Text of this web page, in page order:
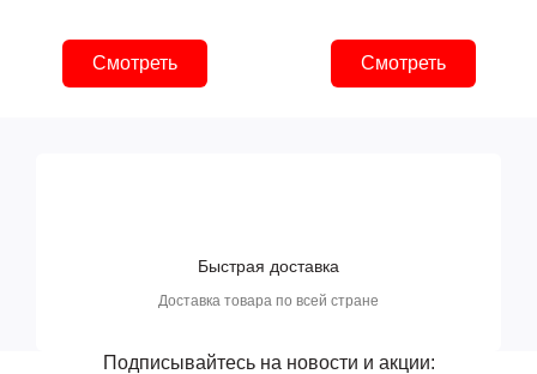
Смотреть Смотреть
Быстрая доставка
Доставка товара по всей стране
Подписывайтесь на новости и акции: